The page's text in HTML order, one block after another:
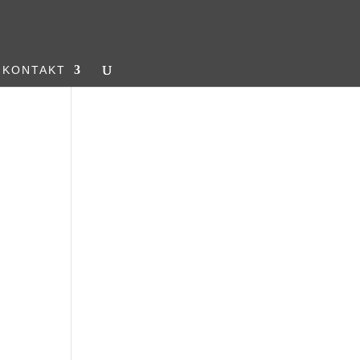
KONTAKT